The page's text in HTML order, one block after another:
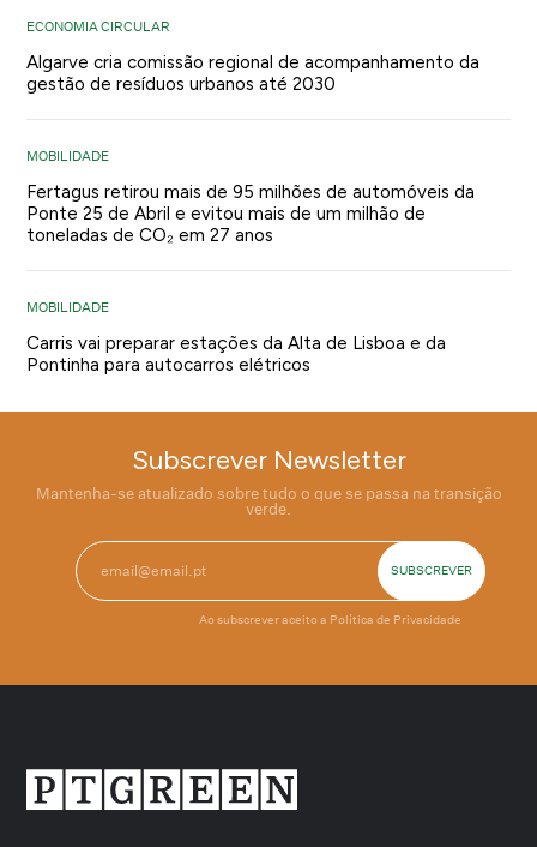
ECONOMIA CIRCULAR
Algarve cria comissão regional de acompanhamento da
gestão de resíduos urbanos até 2030
MOBILIDADE
Fertagus retirou mais de 95 milhões de automóveis da
Ponte 25 de Abril e evitou mais de um milhão de
toneladas de CO₂ em 27 anos
MOBILIDADE
Carris vai preparar estações da Alta de Lisboa e da
Pontinha para autocarros elétricos
Subscrever Newsletter
Mantenha-se atualizado sobre tudo o que se passa na transição
verde.
Ao subscrever aceito a Política de Privacidade